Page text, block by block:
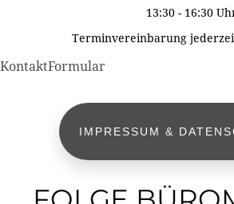
13:30 - 16:30
Terminvereinbarung
KontaktFormular
IMPRESSUM &